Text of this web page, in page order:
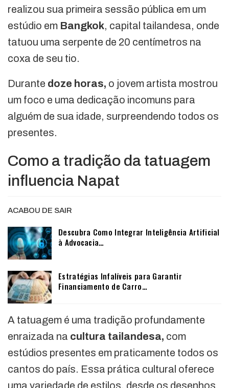
realizou sua primeira sessão pública em um
estúdio em Bangkok, capital tailandesa, onde
tatuou uma serpente de 20 centímetros na
coxa de seu tio.
Durante doze horas, o jovem artista mostrou
um foco e uma dedicação incomuns para
alguém de sua idade, surpreendendo todos os
presentes.
Como a tradição da tatuagem
influencia Napat
ACABOU DE SAIR
Descubra Como Integrar Inteligência Artificial
à Advocacia…
Estratégias Infalíveis para Garantir
Financiamento de Carro…
A tatuagem é uma tradição profundamente
enraizada na cultura tailandesa, com
estúdios presentes em praticamente todos os
cantos do país. Essa prática cultural oferece
uma variedade de estilos, desde os desenhos